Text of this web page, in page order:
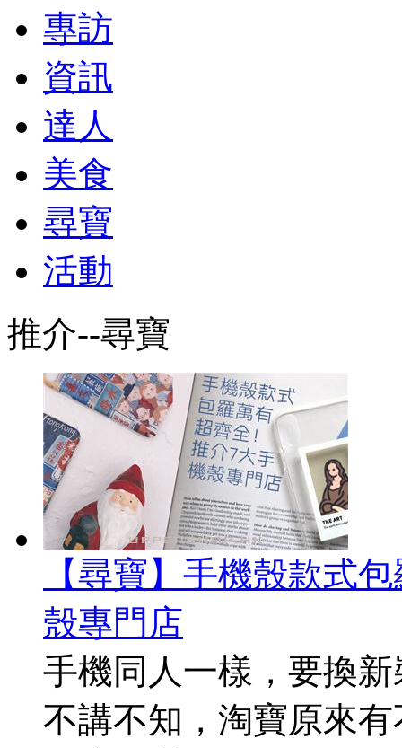
專訪
資訊
達人
美食
尋寶
活動
推介--尋寶
【尋寶】手機殼款式
殼專門店
手機同人一樣，要換
不講不知，淘寶原來